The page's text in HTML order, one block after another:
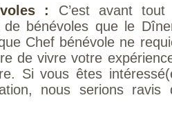
:
C’est avant
de bénévoles que le
Chef bénévole ne
de vivre votre
Si vous êtes
nous serions